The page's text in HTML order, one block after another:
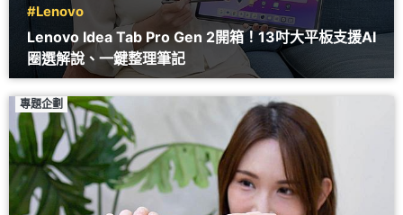
#Lenovo
Lenovo Idea Tab Pro Gen 2開箱！13吋大平板支援AI
圈選解說、一鍵整理筆記
專題企劃